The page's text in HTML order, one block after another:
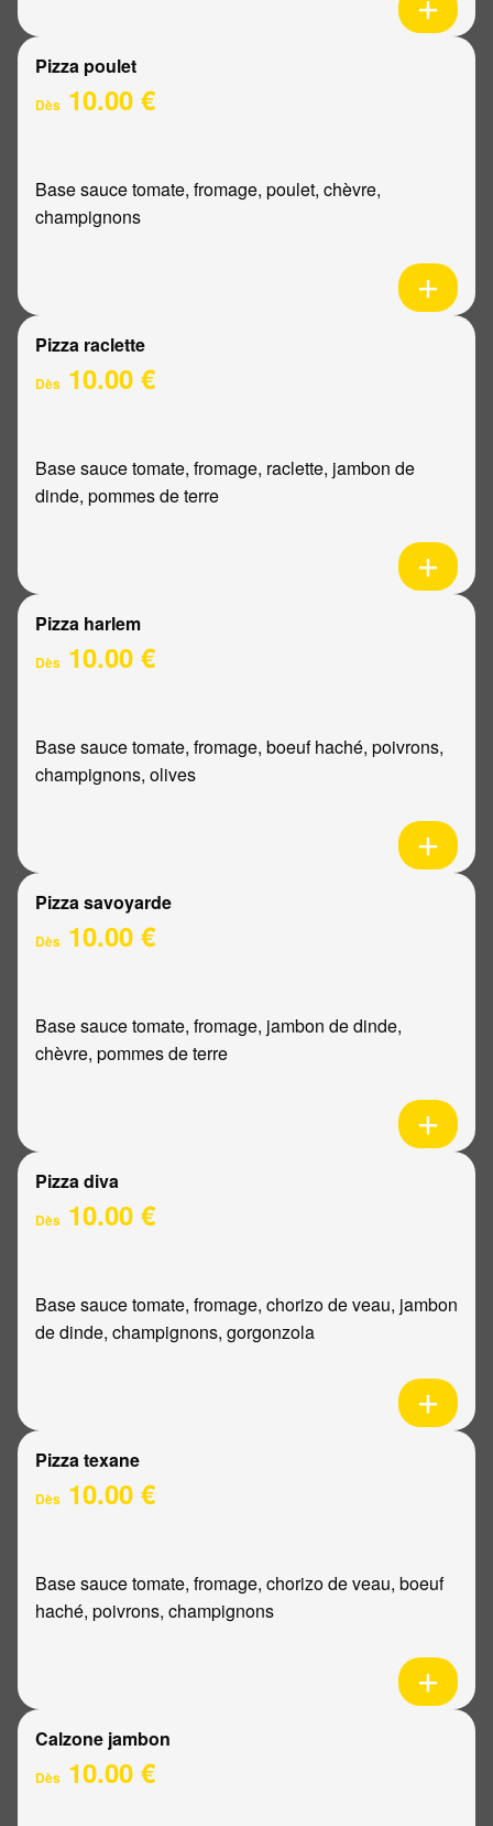
Pizza poulet
Dès 10.00 €
Base sauce tomate, fromage, poulet, chèvre,
champignons
Pizza raclette
Dès 10.00 €
Base sauce tomate, fromage, raclette, jambon de
dinde, pommes de terre
Pizza harlem
Dès 10.00 €
Base sauce tomate, fromage, boeuf haché, poivrons,
champignons, olives
Pizza savoyarde
Dès 10.00 €
Base sauce tomate, fromage, jambon de dinde,
chèvre, pommes de terre
Pizza diva
Dès 10.00 €
Base sauce tomate, fromage, chorizo de veau, jambon
de dinde, champignons, gorgonzola
Pizza texane
Dès 10.00 €
Base sauce tomate, fromage, chorizo de veau, boeuf
haché, poivrons, champignons
Calzone jambon
Dès 10.00 €